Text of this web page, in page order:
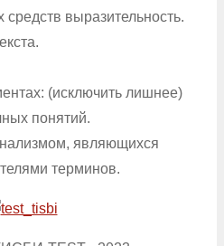
выразительность.
(исключить лишнее)
понятий.
являющихся
терминов.